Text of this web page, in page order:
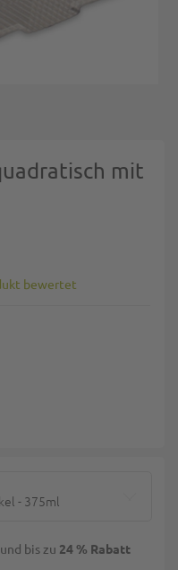
mit
bewertet
- 375ml
bis zu 24 % Rabatt